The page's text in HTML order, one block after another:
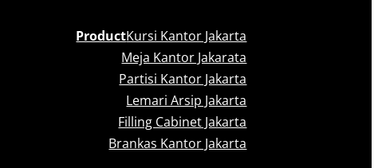
ProductKursi Kantor Jakarta
Meja Kantor Jakarata
Partisi Kantor Jakarta
Lemari Arsip Jakarta
Filling Cabinet Jakarta
Brankas Kantor Jakarta